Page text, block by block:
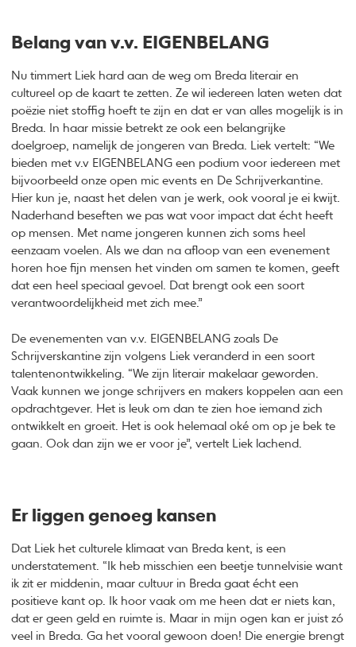
Belang van v.v. EIGENBELANG
Nu timmert Liek hard aan de weg om Breda literair en
cultureel op de kaart te zetten. Ze wil iedereen laten weten dat
poëzie niet stoffig hoeft te zijn en dat er van alles mogelijk is in
Breda. In haar missie betrekt ze ook een belangrijke
doelgroep, namelijk de jongeren van Breda. Liek vertelt: “We
bieden met v.v EIGENBELANG een podium voor iedereen met
bijvoorbeeld onze open mic events en De Schrijverkantine.
Hier kun je, naast het delen van je werk, ook vooral je ei kwijt.
Naderhand beseften we pas wat voor impact dat écht heeft
op mensen. Met name jongeren kunnen zich soms heel
eenzaam voelen. Als we dan na afloop van een evenement
horen hoe fijn mensen het vinden om samen te komen, geeft
dat een heel speciaal gevoel. Dat brengt ook een soort
verantwoordelijkheid met zich mee.”
De evenementen van v.v. EIGENBELANG zoals De
Schrijverskantine zijn volgens Liek veranderd in een soort
talentenontwikkeling. “We zijn literair makelaar geworden.
Vaak kunnen we jonge schrijvers en makers koppelen aan een
opdrachtgever. Het is leuk om dan te zien hoe iemand zich
ontwikkelt en groeit. Het is ook helemaal oké om op je bek te
gaan. Ook dan zijn we er voor je”, vertelt Liek lachend.
Er liggen genoeg kansen
Dat Liek het culturele klimaat van Breda kent, is een
understatement. “Ik heb misschien een beetje tunnelvisie want
ik zit er middenin, maar cultuur in Breda gaat écht een
positieve kant op. Ik hoor vaak om me heen dat er niets kan,
dat er geen geld en ruimte is. Maar in mijn ogen kan er juist zó
veel in Breda. Ga het vooral gewoon doen! Die energie brengt